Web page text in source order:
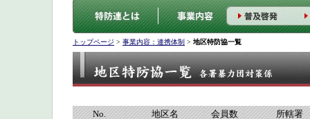
トップページ > 事業内容：連携体制 > 地区特防協一覧
No. 地区名 会員数
所轄署